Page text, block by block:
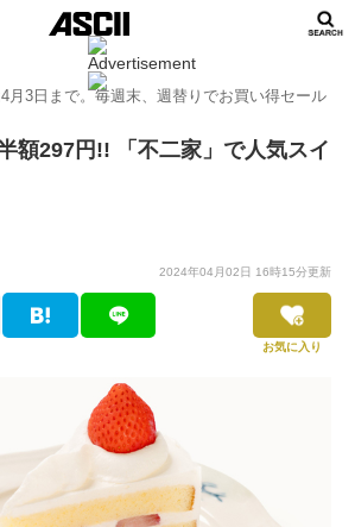
月3日まで。毎週末、週替りでお買い得セール
額297円!! 「不二家」で人気スイ
2024年04月02日 16時15分更新
お気に入り